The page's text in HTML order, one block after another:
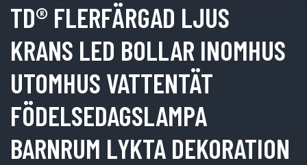
TD® FLERFÄRGAD LJUS
KRANS LED BOLLAR INOMHUS
UTOMHUS VATTENTÄT
FÖDELSEDAGSLAMPA
BARNRUM LYKTA DEKORATION